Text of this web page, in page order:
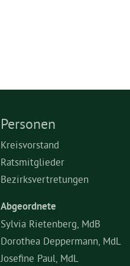
Personen
Kreisvorstand
Ratsmitglieder
Bezirksvertretungen
Abgeordnete
Sylvia Rietenberg, MdB
Dorothea Deppermann, MdL
Josefine Paul, MdL